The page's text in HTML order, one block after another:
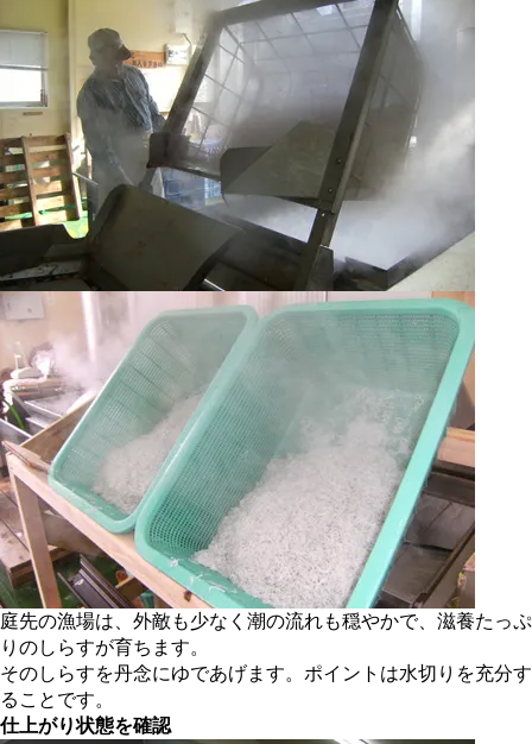
庭先の漁場は、外敵も少なく潮の流れも穏やかで、滋養たっぷ
りのしらすが育ちます。
そのしらすを丹念にゆであげます。ポイントは水切りを充分す
ることです。
仕上がり状態を確認